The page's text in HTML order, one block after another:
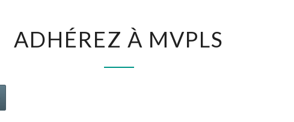
À
ADHÉREZ À MVPLS